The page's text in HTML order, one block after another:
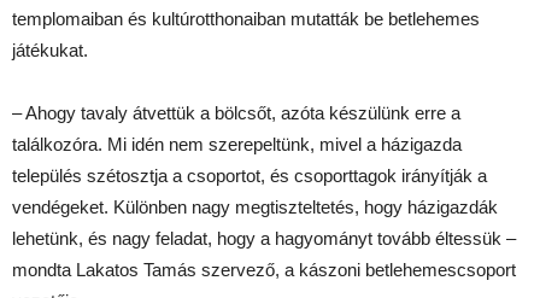
templomaiban és kultúrotthonaiban mutatták be betlehemes
játékukat.
– Ahogy tavaly átvettük a bölcsőt, azóta készülünk erre a
találkozóra. Mi idén nem szerepeltünk, mivel a házigazda
település szétosztja a csoportot, és csoporttagok irányítják a
vendégeket. Különben nagy megtiszteltetés, hogy házigazdák
lehetünk, és nagy feladat, hogy a hagyományt tovább éltessük –
mondta Lakatos Tamás szervező, a kászoni betlehemescsoport